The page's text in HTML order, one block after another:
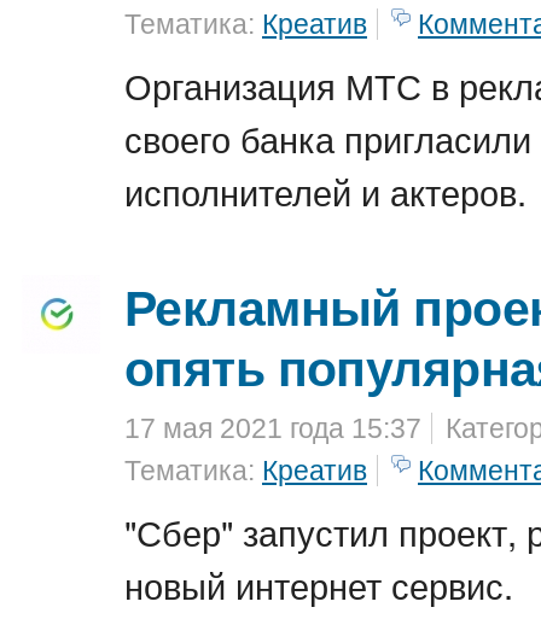
Тематика: Креатив
Организация МТС в
своего банка
исполнителей и актеров.
Рекламный
опять
17 мая 2021 года 15:37
Тематика: Креатив
"Сбер" запустил
новый интернет сервис.